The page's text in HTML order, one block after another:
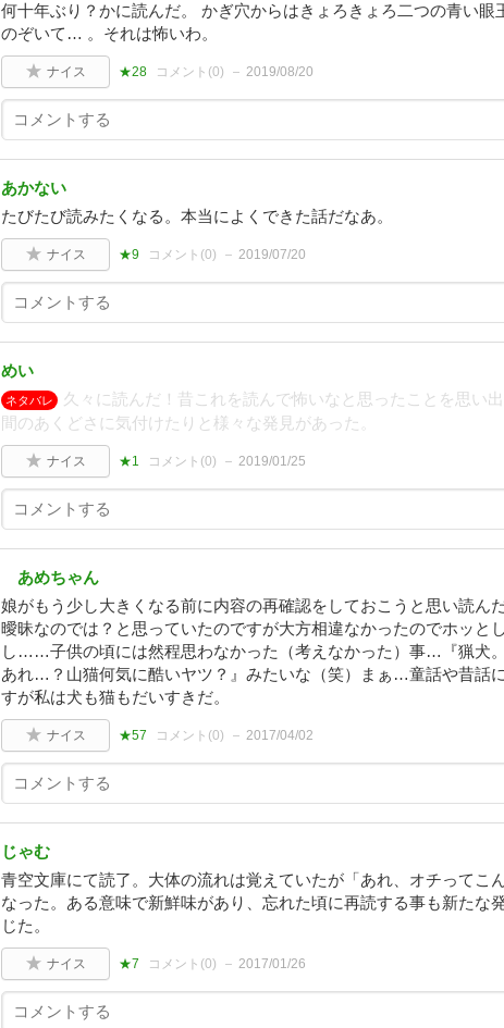
何十年ぶり？かに読んだ。 かぎ穴からはきょろきょろ二つの青い眼
のぞいて… 。それは怖いわ。
ナイス ★28 コメント(0) 2019/08/20
あかない
たびたび読みたくなる。本当によくできた話だなあ。
ナイス ★9 コメント(0) 2019/07/20
めい
ネタバレ
久々に読んだ！昔これを読んで怖いなと思ったことを思い
間のあくどさに気付けたりと様々な発見があった。
ナイス ★1 コメント(0) 2019/01/25
あめちゃん
娘がもう少し大きくなる前に内容の再確認をしておこうと思い読ん
曖昧なのでは？と思っていたのですが大方相違なかったのでホッと
し……子供の頃には然程思わなかった（考えなかった）事…『猟犬。
あれ…？山猫何気に酷いヤツ？』みたいな（笑）まぁ…童話や昔話
すが私は犬も猫もだいすきだ。
ナイス ★57 コメント(0) 2017/04/02
じゃむ
青空文庫にて読了。大体の流れは覚えていたが「あれ、オチってこ
なった。ある意味で新鮮味があり、忘れた頃に再読する事も新たな
じた。
ナイス ★7 コメント(0) 2017/01/26